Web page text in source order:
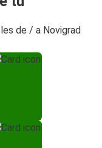
de / a Novigrad